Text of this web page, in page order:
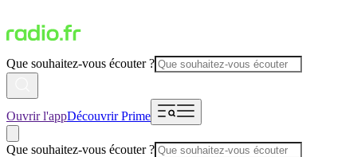
Que souhaitez-vous écouter ?
Ouvrir l'appDécouvrir Prime
Que souhaitez-vous écouter ?